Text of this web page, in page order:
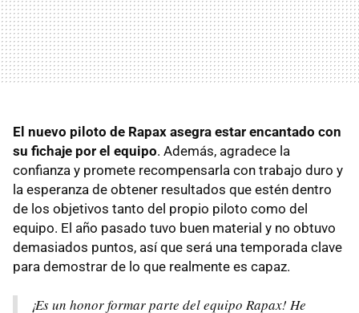
El nuevo piloto de Rapax asegra estar encantado con
su fichaje por el equipo. Además, agradece la
confianza y promete recompensarla con trabajo duro y
la esperanza de obtener resultados que estén dentro
de los objetivos tanto del propio piloto como del
equipo. El año pasado tuvo buen material y no obtuvo
demasiados puntos, así que será una temporada clave
para demostrar de lo que realmente es capaz.
¡Es un honor formar parte del equipo Rapax! He